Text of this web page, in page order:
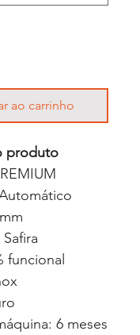
ao carrinho
produto
funcional
6 meses